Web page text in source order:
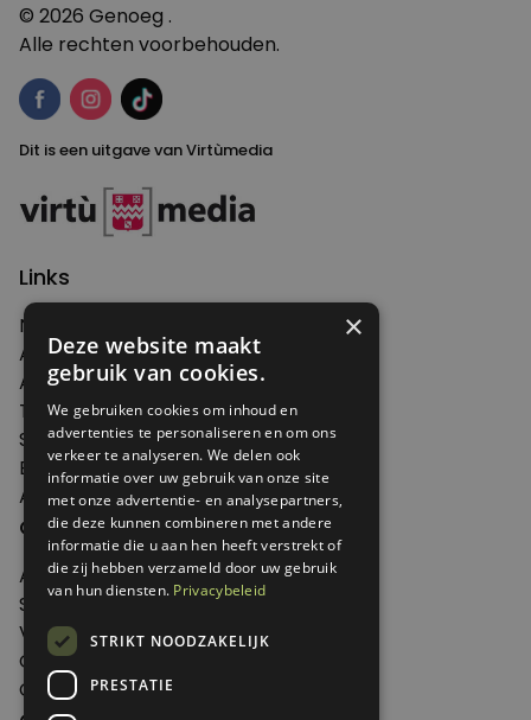
© 2026 Genoeg .
Alle rechten voorbehouden.
Dit is een uitgave van Virtùmedia
Links
Nieuws
Artikelen
Agenda
Thema's
Shop
Edities
Abonneren
Over Genoeg
Adverteren
Samenwerken
Verkooppunten
Over Genoeg
Contact
×
Deze website maakt
gebruik van cookies.
We gebruiken cookies om inhoud en
advertenties te personaliseren en om ons
verkeer te analyseren. We delen ook
informatie over uw gebruik van onze site
met onze advertentie- en analysepartners,
die deze kunnen combineren met andere
informatie die u aan hen heeft verstrekt of
die zij hebben verzameld door uw gebruik
van hun diensten. Privacybeleid
STRIKT NOODZAKELIJK
PRESTATIE